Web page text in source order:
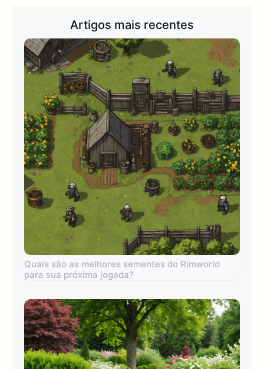
Artigos mais recentes
Quais são as melhores sementes do Rimworld
para sua próxima jogada?